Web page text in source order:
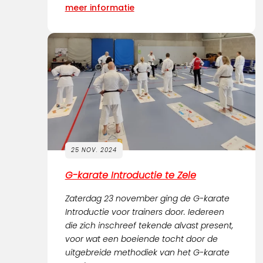
meer informatie
25 NOV. 2024
G-karate Introductie te Zele
Zaterdag 23 november ging de G-karate
Introductie voor trainers door. Iedereen
die zich inschreef tekende alvast present,
voor wat een boeiende tocht door de
uitgebreide methodiek van het G-karate